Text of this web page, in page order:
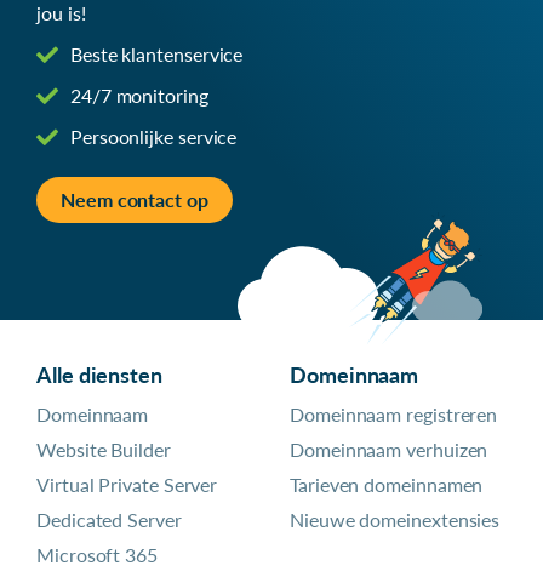
jou is!
Beste klantenservice
24/7 monitoring
Persoonlijke service
Neem contact op
Alle diensten
Domeinnaam
Website Builder
Virtual Private Server
Dedicated Server
Microsoft 365
Domeinnaam
Domeinnaam registreren
Domeinnaam verhuizen
Tarieven domeinnamen
Nieuwe domeinextensies